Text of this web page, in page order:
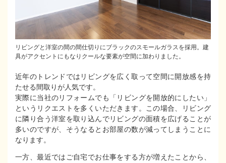
リビングと洋室の間の間仕切りにブラックのスモールガラスを採用。建
具がアクセントにもなりクールな要素が空間に加わりました。
近年のトレンドではリビングを広く取って空間に開放感を持
たせる間取りが人気です。
実際に当社のリフォームでも「リビングを開放的にしたい」
というリクエストを多くいただきます。この場合、リビング
に隣り合う洋室を取り込んでリビングの面積を広げることが
多いのですが、そうなるとお部屋の数が減ってしまうことに
なります。
一方、最近ではご自宅でお仕事をする方が増えたことから、